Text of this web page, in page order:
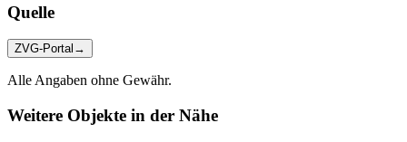
Quelle
ZVG-Portal →
Alle Angaben ohne Gewähr.
Weitere Objekte in der Nähe